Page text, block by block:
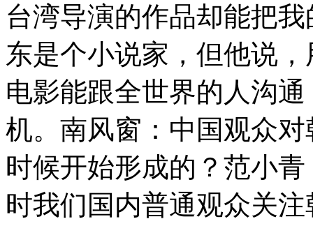
台湾导演的作品却能把
东是个小说家，但他说
电影能跟全世界的人沟
机。南风窗：中国观众
时候开始形成的？范小
时我们国内普通观众关